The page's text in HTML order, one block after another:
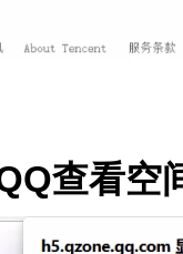
查看空